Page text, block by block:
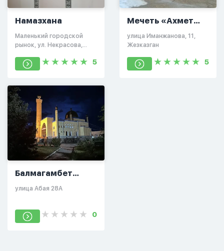
Намазхана
Маленький городской
рынок, ул. Некрасова,
5
Мечеть «Ахмет
Ишан Оразайулы»
улица Иманжанова, 11,
Жезказган
5
Балмагамбет
Балхыбаевич
улица Абая 28А
0